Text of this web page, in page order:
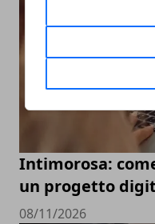
Intimorosa:
un progetto
08/11/2026